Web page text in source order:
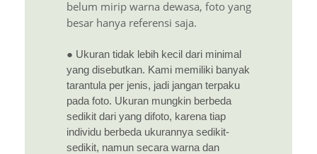
belum mirip warna dewasa, foto yang
besar hanya referensi saja.
● Ukuran tidak lebih kecil dari minimal
yang disebutkan. Kami memiliki banyak
tarantula per jenis, jadi jangan terpaku
pada foto. Ukuran mungkin berbeda
sedikit dari yang difoto, karena tiap
individu berbeda ukurannya sedikit-
sedikit, namun secara warna dan